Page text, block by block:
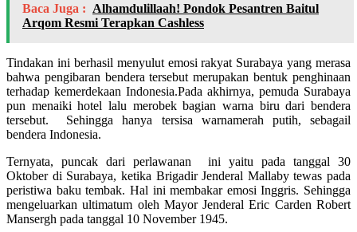
Baca Juga : Alhamdulillaah! Pondok Pesantren Baitul
Arqom Resmi Terapkan Cashless
Tindakan ini berhasil menyulut emosi rakyat Surabaya yang merasa
bahwa pengibaran bendera tersebut merupakan bentuk penghinaan
terhadap kemerdekaan Indonesia.Pada akhirnya, pemuda Surabaya
pun menaiki hotel lalu merobek bagian warna biru dari bendera
tersebut. Sehingga hanya tersisa warnamerah putih, sebagail
bendera Indonesia.
Ternyata, puncak dari perlawanan ini yaitu pada tanggal 30
Oktober di Surabaya, ketika Brigadir Jenderal Mallaby tewas pada
peristiwa baku tembak. Hal ini membakar emosi Inggris. Sehingga
mengeluarkan ultimatum oleh Mayor Jenderal Eric Carden Robert
Mansergh pada tanggal 10 November 1945.